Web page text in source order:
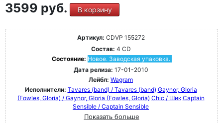
3599 руб. В корзину
Артикул: CDVP 155272
Состав: 4 CD
Состояние: Новое. Заводская упаковка.
Дата релиза: 17-01-2010
Лейбл: Wagram
Исполнители: Tavares (band) / Tavares (band) Gaynor, GIoria
(Fowles, Gloria) / Gaynor, GIoria (Fowles, Gloria) Chic / Шик Captain
Sensible / Captain Sensible
Показать больше